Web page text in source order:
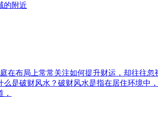
的附近
在布局上常常关注如何提升财运，却往往忽
是破财风水？破财风水是指在居住环境中